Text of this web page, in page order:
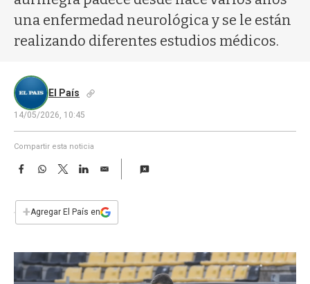
una enfermedad neurológica y se le están
realizando diferentes estudios médicos.
El País
14/05/2026, 10:45
Compartir esta noticia
F
e
b
k
W
s
p
T
w
t
L
n
E
i
l
+Agregar El País en